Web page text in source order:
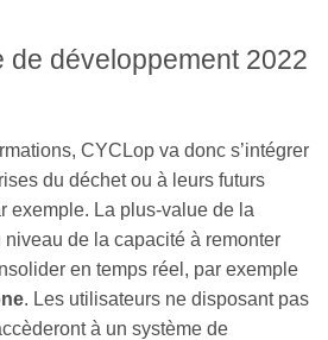
de développement 2022
CYCLop va donc s’intégrer
du déchet ou à leurs futurs
exemple. La plus-value de la
de la capacité à remonter
en temps réel, par exemple
. Les utilisateurs ne disposant pas
à un système de